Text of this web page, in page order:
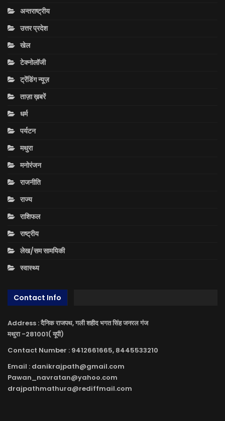
अन्तराष्ट्रीय
उत्तर प्रदेश
खेल
टेक्नोलॉजी
ट्रेंडिंग न्यूज़
ताज़ा ख़बरें
धर्म
पर्यटन
मथुरा
मनोरंजन
राजनीति
राज्य
राशिफल
राष्ट्रीय
लेख/सम सामयिकी
स्वास्थ्य
Contact Info
Address : दैनिक राजपथ, गली शहीद भगत सिंह जनरल गंज
मथुरा -281001( यूपी)
Contact Number : 9412661665, 8445533210
Email : danikrajpath@gmail.com
Pawan_navratan@yahoo.com
drajpathmathura@rediffmail.com